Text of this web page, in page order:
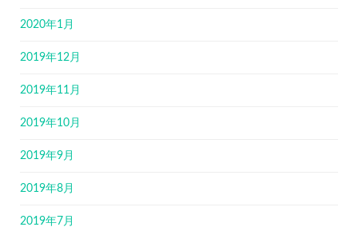
2020年1月
2019年12月
2019年11月
2019年10月
2019年9月
2019年8月
2019年7月